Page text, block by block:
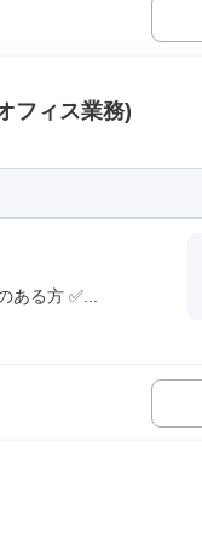
フィス業務)
ある方 ✅...